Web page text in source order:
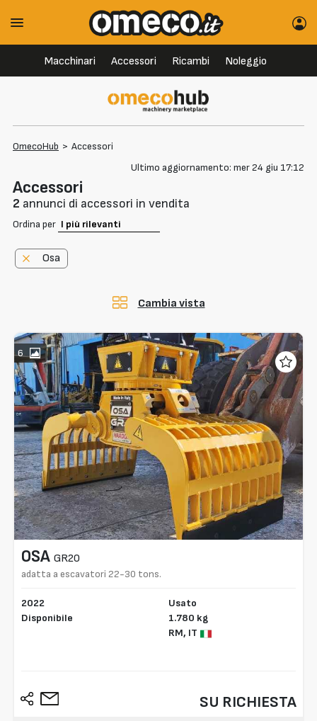
Macchinari Accessori Ricambi Noleggio
OmecoHub > Accessori
Ultimo aggiornamento: mer 24 giu 17:12
Accessori
2 annunci di accessori in vendita
Ordina per
Osa
Cambia vista
6
OSA GR20
adatta a escavatori 22-30 tons.
2022
Disponibile
Usato
1.780 kg
RM, IT
SU RICHIESTA